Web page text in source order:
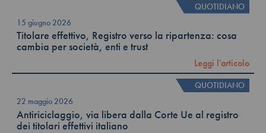
QUOTIDIANO
15 giugno 2026
Titolare effettivo, Registro verso la ripartenza: cosa
cambia per società, enti e trust
Leggi l'articolo
QUOTIDIANO
22 maggio 2026
Antiriciclaggio, via libera dalla Corte Ue al registro
dei titolari effettivi italiano